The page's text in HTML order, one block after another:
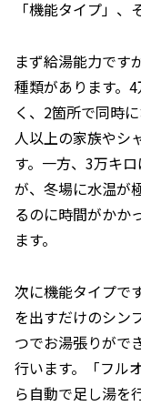
「機能タイプ」、
まず給湯能力です
種類があります。
く、2箇所で同時
人以上の家族やシ
す。一方、3万キ
が、冬場に水温が
るのに時間がかか
ます。
次に機能タイプで
を出すだけのシン
つでお湯張りがで
行います。「フル
ら自動で足し湯を